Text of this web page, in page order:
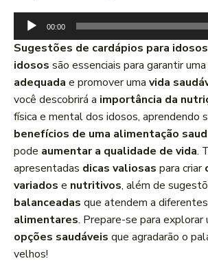
o
c
a
d
o
r
d
e
á
u
d
i
o
00:00
Sugestões de cardápios para
idosos são essenciais para garantir uma
adequada e promover uma vida
você descobrirá a importância da
física e mental dos idosos, aprendendo
benefícios de uma alimentação
pode aumentar a qualidade de vida.
apresentadas dicas valiosas para criar
variados e nutritivos, além de
balanceadas que atendem a diferentes
alimentares. Prepare-se para explorar
opções saudáveis que agradarão o
velhos!